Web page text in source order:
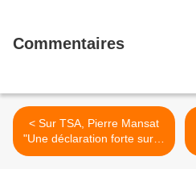
Commentaires
< Sur TSA, Pierre Mansat
"Une déclaration forte sur la
colonisation est d’une